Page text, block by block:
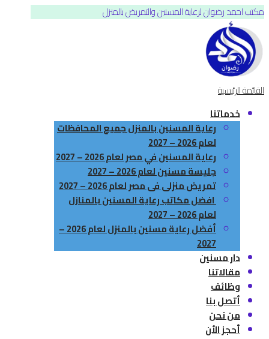
مكتب احمد رضوان لرعاية المسنين والتمريض بالمنزل
القائمة الرئيسية
خدماتنا
رعاية المسنين بالمنزل جميع المحافظات
لعام 2026 – 2027
رعاية المسنين في مصر لعام 2026 – 2027
جليسة مسنين لعام 2026 – 2027
تمريض منزلى فى مصر لعام 2026 – 2027
افضل مكاتب رعاية المسنين بالمنازل
لعام 2026 – 2027
أفضل رعاية مسنين بالمنزل لعام 2026 –
2027
دار مسنين
مقالاتنا
وظائف
أتصل بنا
من نحن
أحجز الأن